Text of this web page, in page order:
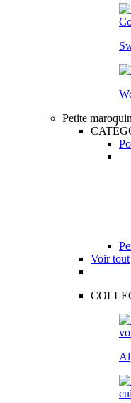
Petite
Voir tout